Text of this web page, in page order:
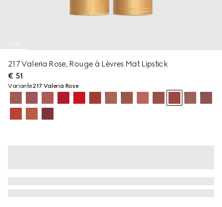
8
217 Valeria Rose, Rouge à Lèvres Mat Lipstick
€ 51
Variante217 Valeria Rose